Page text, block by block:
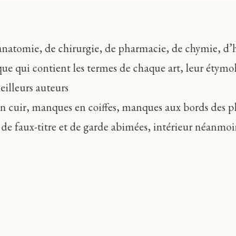
de chirurgie, de pharmacie, de chymie,
qui contient les termes de chaque art, leur
auteurs
manques en coiffes, manques aux bords des
faux-titre et de garde abimées, intérieur